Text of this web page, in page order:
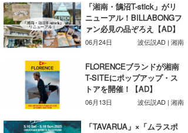
「湘南・鵠沼T-stick」がリ
ニューアル！BILLABONGフ
ァン必見の品ぞろえ【AD】
06月24日 波伝説AD | 湘南
FLORENCEブランドが湘南
T-SITEにポップアップ・ス
トアを開催！【AD】
06月13日 波伝説AD | 湘南
「TAVARUA」×「ムラスポ
上田純子
上條将美
SancheZ
ゴン
米山予報士